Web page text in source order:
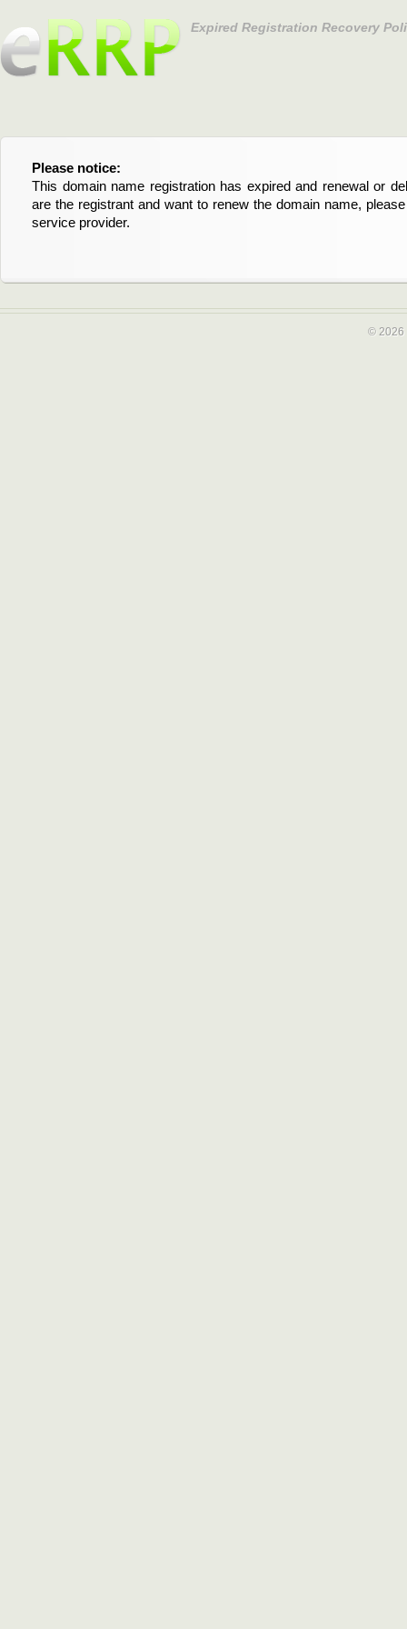
Expired Registration Recovery
Please notice:
This domain name registration has expired and renewal or
are the registrant and want to renew the domain name,
service provider.
Bitte beachten Sie:
Diese Domainregistrierung ist abgelaufen und die
Domain stehen an. Wenn Sie der Registrant sind und
verlängern möchten, kontaktieren Sie bitte Ihren Service-
© 2026